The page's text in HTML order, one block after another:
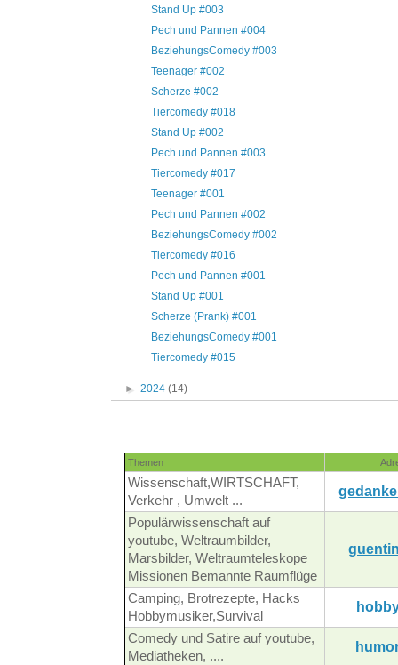
Stand Up #003
Pech und Pannen #004
BeziehungsComedy #003
Teenager #002
Scherze #002
Tiercomedy #018
Stand Up #002
Pech und Pannen #003
Tiercomedy #017
Teenager #001
Pech und Pannen #002
BeziehungsComedy #002
Tiercomedy #016
Pech und Pannen #001
Stand Up #001
Scherze (Prank) #001
BeziehungsComedy #001
Tiercomedy #015
► 2024 (14)
Themen
Wissenschaft,WIRTSCHAFT,
Verkehr , Umwelt ...
Populärwissenschaft auf
youtube, Weltraumbilder,
Marsbilder, Weltraumteleskope
Missionen Bemannte Raumflüge
Camping, Brotrezepte, Hacks
Hobbymusiker,Survival
Comedy und Satire auf youtube,
Mediatheken, ....